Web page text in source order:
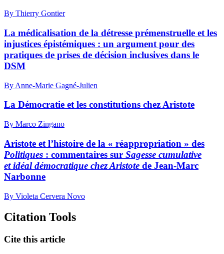
By Thierry Gontier
La médicalisation de la détresse prémenstruelle et les
injustices épistémiques : un argument pour des
pratiques de prises de décision inclusives dans le
DSM
By Anne-Marie Gagné-Julien
La Démocratie et les constitutions chez Aristote
By Marco Zingano
Aristote et l’histoire de la « réappropriation » des
Politiques : commentaires sur Sagesse cumulative
et idéal démocratique chez Aristote de Jean-Marc
Narbonne
By Violeta Cervera Novo
Citation Tools
Cite this article